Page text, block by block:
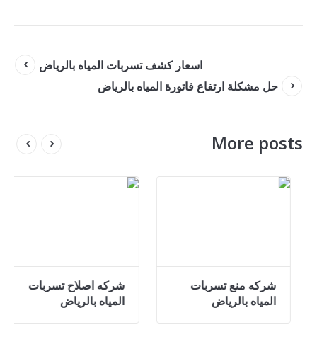
اسعار كشف تسربات المياه بالرياض
حل مشكلة ارتفاع فاتورة المياه بالرياض
More posts
شركه منع تسربات
المياه بالرياض
شركة كشف تسربات
المياة بدون تكسير